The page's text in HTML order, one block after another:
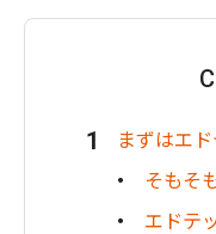
まずはエ
そもそ
エドテ